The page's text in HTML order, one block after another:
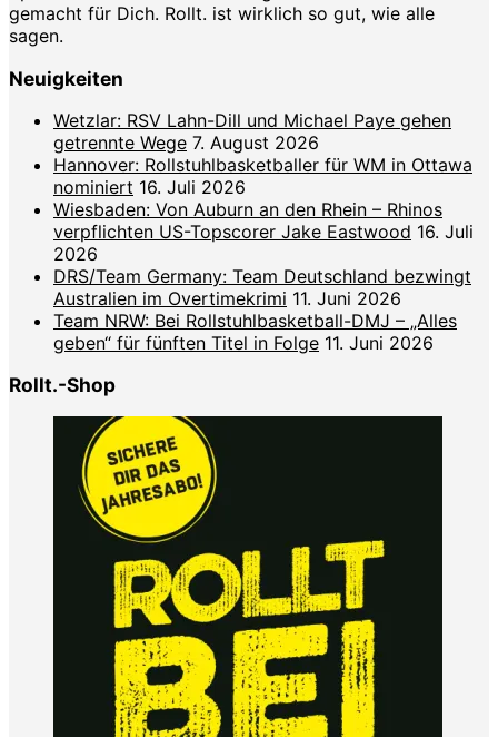
gemacht für Dich. Rollt. ist wirklich so gut, wie alle
sagen.
Neuigkeiten
Wetzlar: RSV Lahn-Dill und Michael Paye gehen
getrennte Wege 7. August 2026
Hannover: Rollstuhlbasketballer für WM in Ottawa
nominiert 16. Juli 2026
Wiesbaden: Von Auburn an den Rhein – Rhinos
verpflichten US-Topscorer Jake Eastwood 16. Juli
2026
DRS/Team Germany: Team Deutschland bezwingt
Australien im Overtimekrimi 11. Juni 2026
Team NRW: Bei Rollstuhlbasketball-DMJ – „Alles
geben“ für fünften Titel in Folge 11. Juni 2026
Rollt.-Shop